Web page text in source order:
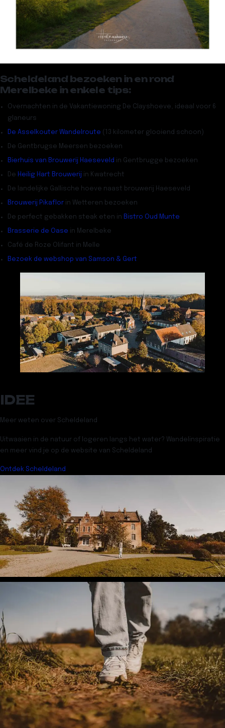
Scheldeland bezoeken in en rond
Merelbeke in enkele tips:
Overnachten in de Vakantiewoning De Clayshoeve, ideaal voor 6
glaneurs
De Asselkouter Wandelroute (13 kilometer glooiend schoon)
De Gentbrugse Meersen bezoeken
Bierhuis van Brouwerij Haeseveld in Gentbrugge bezoeken
De Heilig Hart Brouwerij in Kwatrecht
De landelijke Gallische hoeve naast brouwerij Haeseveld
Brouwerij Pikaflor in Wetteren bezoeken
De perfect gebakken steak eten in Bistro Oud Munte
Brasserie de Oase in Merelbeke
Café de Roze Olifant in Melle
Bezoek de webshop van Samson & Gert
IDEE
Meer weten over Scheldeland
Uitwaaien in de natuur of logeren langs het water? Wandelinspiratie
en meer vind je op de website van Scheldeland
Ontdek Scheldeland